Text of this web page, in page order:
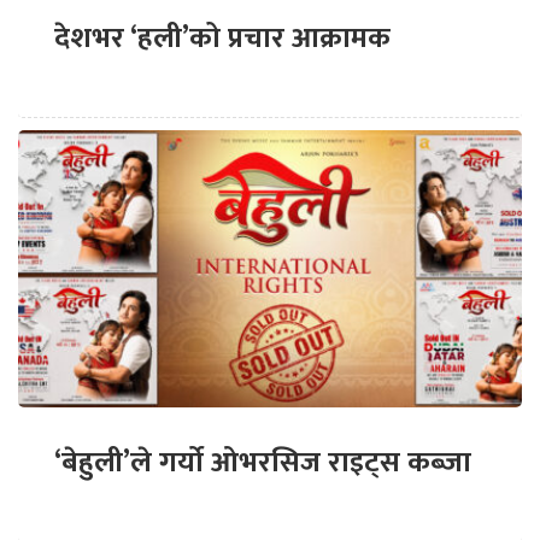
देशभर ‘हली’को प्रचार आक्रामक
‘बेहुली’ले गर्यो ओभरसिज राइट्स कब्जा